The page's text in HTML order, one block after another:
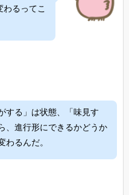
わるってこ
する」は状態、「味見す
、進行形にできるかどうか
わるんだ。